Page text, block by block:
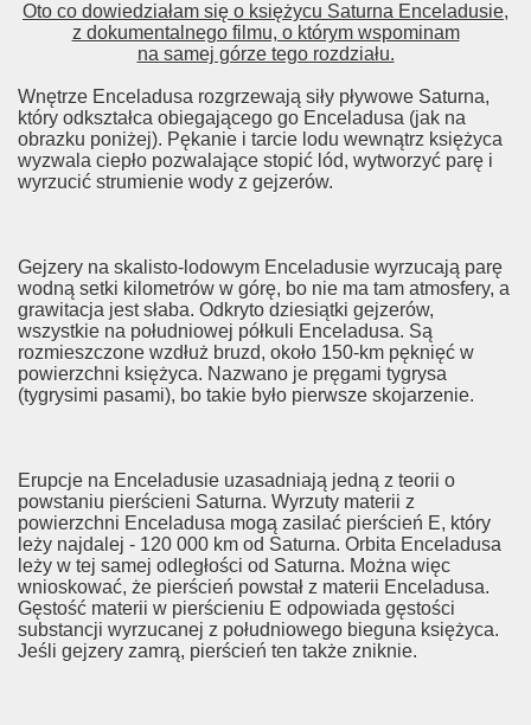
Oto co dowiedziałam się o księżycu Saturna Enceladusie,
z dokumentalnego filmu, o którym wspominam
na samej górze tego rozdziału.
Wnętrze Enceladusa rozgrzewają siły pływowe Saturna,
który odkształca obiegającego go Enceladusa (jak na
obrazku poniżej). Pękanie i tarcie lodu wewnątrz księżyca
wyzwala ciepło pozwalające stopić lód, wytworzyć parę i
wyrzucić strumienie wody z gejzerów.
Gejzery na skalisto-lodowym Enceladusie wyrzucają parę
wodną setki kilometrów w górę, bo nie ma tam atmosfery, a
grawitacja jest słaba. Odkryto dziesiątki gejzerów,
wszystkie na południowej półkuli Enceladusa. Są
rozmieszczone wzdłuż bruzd, około 150-km pęknięć w
powierzchni księżyca. Nazwano je pręgami tygrysa
(tygrysimi pasami), bo takie było pierwsze skojarzenie.
Erupcje na Enceladusie uzasadniają jedną z teorii o
powstaniu pierścieni Saturna. Wyrzuty materii z
powierzchni Enceladusa mogą zasilać pierścień E, który
leży najdalej - 120 000 km od Saturna. Orbita Enceladusa
leży w tej samej odległości od Saturna. Można więc
wnioskować, że pierścień powstał z materii Enceladusa.
Gęstość materii w pierścieniu E odpowiada gęstości
substancji wyrzucanej z południowego bieguna księżyca.
Jeśli gejzery zamrą, pierścień ten także zniknie.